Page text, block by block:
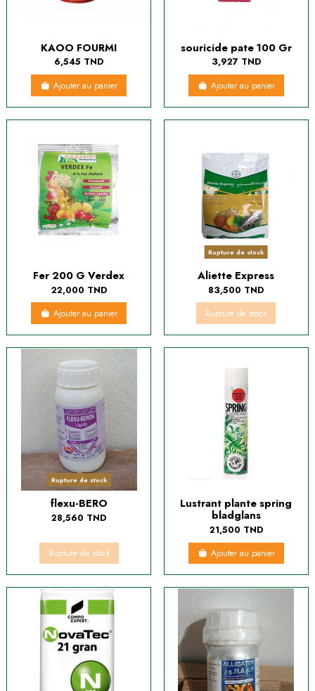
KAOO FOURMI
6,545 TND
Ajouter au panier
souricide pate 100 Gr
3,927 TND
Ajouter au panier
Fer 200 G Verdex
22,000 TND
Ajouter au panier
Rupture de stock
Aliette Express
83,500 TND
Rupture de stock
Rupture de stock
flexu-BERO
28,560 TND
Rupture de stock
Lustrant plante spring
bladglans
21,500 TND
Ajouter au panier